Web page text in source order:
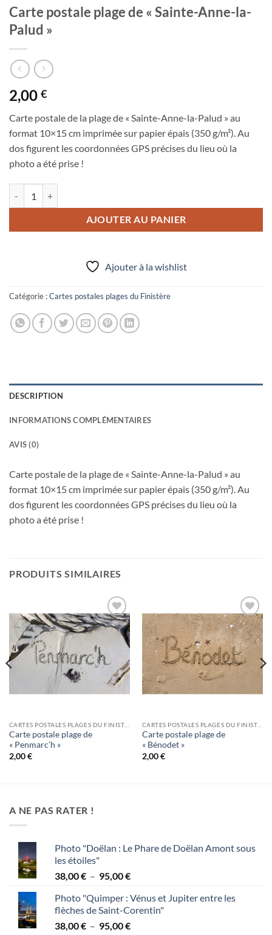
Carte postale plage de « Sainte-Anne-la-
Palud »
2,00 €
Carte postale de la plage de « Sainte-Anne-la-Palud » au
format 10×15 cm imprimée sur papier épais (350 g/m²). Au
dos figurent les coordonnées GPS précises du lieu où la
photo a été prise !
AJOUTER AU PANIER
Ajouter à la wishlist
Catégorie :Cartes postales plages du Finistère
DESCRIPTION
INFORMATIONS COMPLÉMENTAIRES
AVIS (0)
Carte postale de la plage de « Sainte-Anne-la-Palud » au
format 10×15 cm imprimée sur papier épais (350 g/m²). Au
dos figurent les coordonnées GPS précises du lieu où la
photo a été prise !
PRODUITS SIMILAIRES
Ajouter
à la
wishlist
Carte postale plage de
« Penmarc’h »
2,00€
Ajouter
à la
wishlist
Carte postale plage de
« Bénodet »
2,00€
A NE PAS RATER !
Photo "Doëlan : Le Phare de Doëlan Amont sous
les étoiles"
38,00€ – 95,00€Plage
prix :
38,00 €
à
Photo "Quimper : Vénus et Jupiter entre les
flèches de Saint-Corentin"
38,00€ – 95,00€Plage